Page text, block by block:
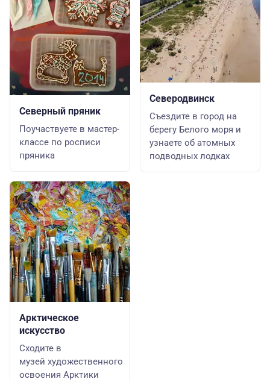
Северный пряник
Поучаствуете в мастер-
классе по росписи
пряника
Арктическое
искусство
Сходите в
музей художественного
освоения Арктики
Северодвинск
Съездите в город на
берегу Белого моря и
узнаете об атомных
подводных лодках